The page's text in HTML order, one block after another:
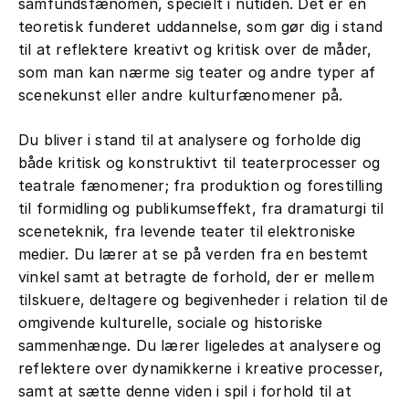
samfundsfænomen, specielt i nutiden. Det er en
teoretisk funderet uddannelse, som gør dig i stand
til at reflektere kreativt og kritisk over de måder,
som man kan nærme sig teater og andre typer af
scenekunst eller andre kulturfænomener på.
Du bliver i stand til at analysere og forholde dig
både kritisk og konstruktivt til teaterprocesser og
teatrale fænomener; fra produktion og forestilling
til formidling og publikumseffekt, fra dramaturgi til
sceneteknik, fra levende teater til elektroniske
medier. Du lærer at se på verden fra en bestemt
vinkel samt at betragte de forhold, der er mellem
tilskuere, deltagere og begivenheder i relation til de
omgivende kulturelle, sociale og historiske
sammenhænge. Du lærer ligeledes at analysere og
reflektere over dynamikkerne i kreative processer,
samt at sætte denne viden i spil i forhold til at